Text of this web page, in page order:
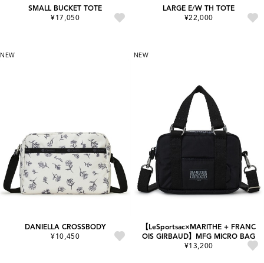
SMALL BUCKET TOTE
¥17,050
LARGE E/W TH TOTE
¥22,000
NEW
DANIELLA CROSSBODY
¥10,450
NEW
【LeSportsac×MARITHE + FRANC
OIS GIRBAUD】MFG MICRO BAG
¥13,200